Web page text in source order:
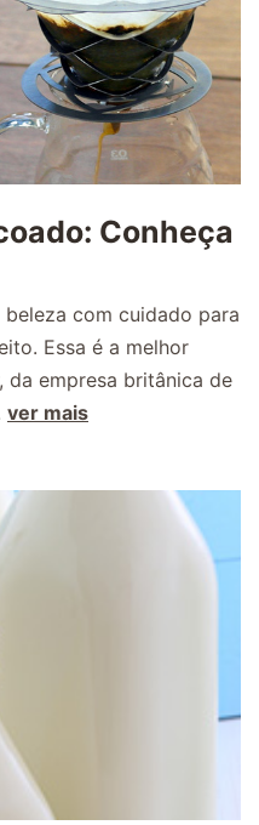
Conheça
com cuidado para
Essa é a melhor
da empresa britânica de
ver mais